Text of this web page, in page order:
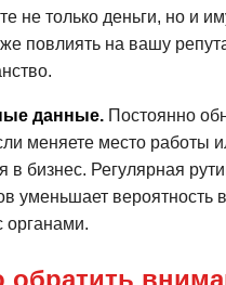
не только деньги, но и
повлиять на вашу
данные. Постоянно
меняете место работы
в бизнес. Регулярная
уменьшает вероятность
органами.
обратить